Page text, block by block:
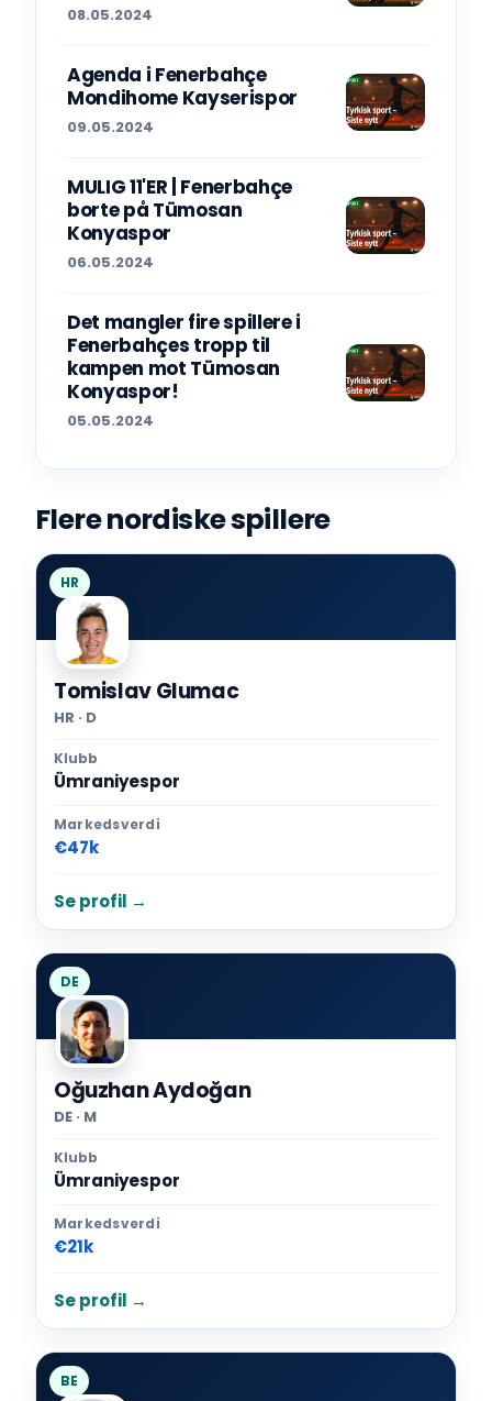
08.05.2024
Agenda i Fenerbahçe
Mondihome Kayserispor
09.05.2024
MULIG 11'ER | Fenerbahçe
borte på Tümosan
Konyaspor
06.05.2024
Det mangler fire spillere i
Fenerbahçes tropp til
kampen mot Tümosan
Konyaspor!
05.05.2024
Flere nordiske spillere
HR
Tomislav Glumac
HR · D
Klubb
Ümraniyespor
Markedsverdi
€47k
Se profil →
DE
Oğuzhan Aydoğan
DE · M
Klubb
Ümraniyespor
Markedsverdi
€21k
Se profil →
BE